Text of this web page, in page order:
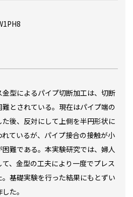
型によるパイプ切断加工は、切断
とされている。現在はパイプ端の
後、反対にして上側を半円形状に
ているが、パイプ接合の接触が小
難である。本実験研究では、婦人
、金型の工夫により一度でプレス
基礎実験を行った結果にもとずい
た。